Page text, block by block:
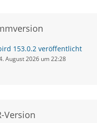
153.0.2 veröffentlicht
August 2026 um 22:28
Version